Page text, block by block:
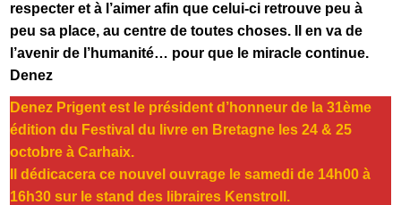
respecter et à l’aimer afin que celui-ci retrouve peu à
peu sa place, au centre de toutes choses. Il en va de
l’avenir de l’humanité… pour que le miracle continue.
Denez
Denez Prigent est le président d’honneur de la 31ème
édition du Festival du livre en Bretagne les 24 & 25
octobre à Carhaix.
Il dédicacera ce nouvel ouvrage le samedi de 14h00 à
16h30 sur le stand des libraires Kenstroll.